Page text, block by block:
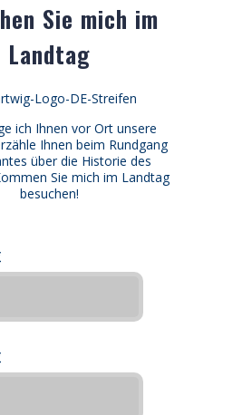
Sie mich im
Landtag
ich Ihnen vor Ort unsere
Ihnen beim Rundgang
über die Historie des
Sie mich im Landtag
besuchen!